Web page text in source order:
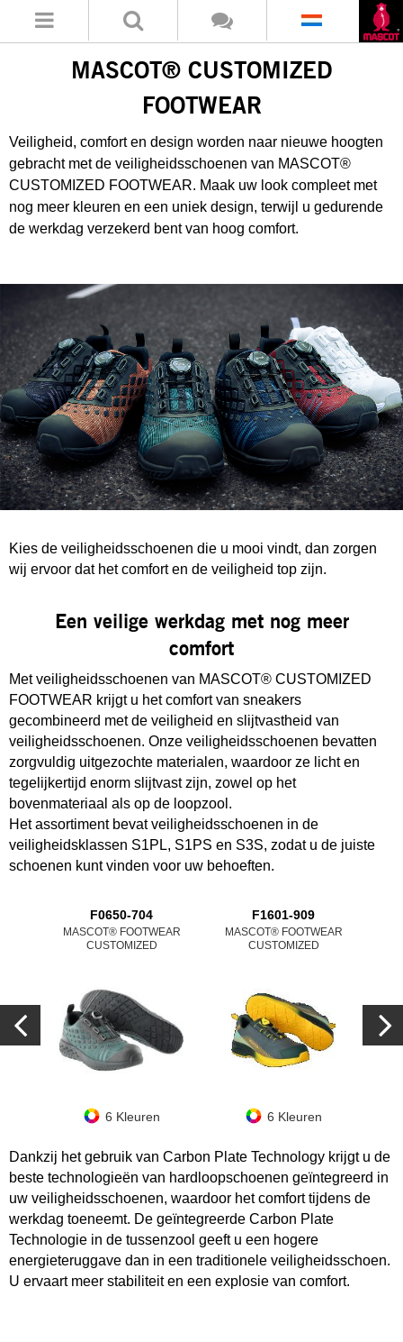
MASCOT® CUSTOMIZED
FOOTWEAR
Veiligheid, comfort en design worden naar nieuwe hoogten
gebracht met de veiligheidsschoenen van MASCOT®
CUSTOMIZED FOOTWEAR. Maak uw look compleet met
nog meer kleuren en een uniek design, terwijl u gedurende
de werkdag verzekerd bent van hoog comfort.
Kies de veiligheidsschoenen die u mooi vindt, dan zorgen
wij ervoor dat het comfort en de veiligheid top zijn.
Een veilige werkdag met nog meer
comfort
Met veiligheidsschoenen van MASCOT® CUSTOMIZED
FOOTWEAR krijgt u het comfort van sneakers
gecombineerd met de veiligheid en slijtvastheid van
veiligheidsschoenen. Onze veiligheidsschoenen bevatten
zorgvuldig uitgezochte materialen, waardoor ze licht en
tegelijkertijd enorm slijtvast zijn, zowel op het
bovenmateriaal als op de loopzool.
Het assortiment bevat veiligheidsschoenen in de
veiligheidsklassen S1PL, S1PS en S3S, zodat u de juiste
schoenen kunt vinden voor uw behoeften.
F0650-704
MASCOT® FOOTWEAR
CUSTOMIZED
6 Kleuren
F1601-909
MASCOT® FOOTWEAR
CUSTOMIZED
6 Kleuren
Dankzij het gebruik van Carbon Plate Technology krijgt u de
beste technologieën van hardloopschoenen geïntegreerd in
uw veiligheidsschoenen, waardoor het comfort tijdens de
werkdag toeneemt. De geïntegreerde Carbon Plate
Technologie in de tussenzool geeft u een hogere
energieteruggave dan in een traditionele veiligheidsschoen.
U ervaart meer stabiliteit en een explosie van comfort.